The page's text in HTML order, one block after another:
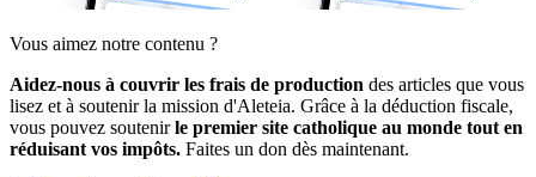
Vous aimez notre contenu ?
Aidez-nous à couvrir les frais de production des articles que vous
lisez et à soutenir la mission d'Aleteia. Grâce à la déduction fiscale,
vous pouvez soutenirle premier site catholique au monde tout en
réduisant vos impôts. Faites un don dès maintenant.